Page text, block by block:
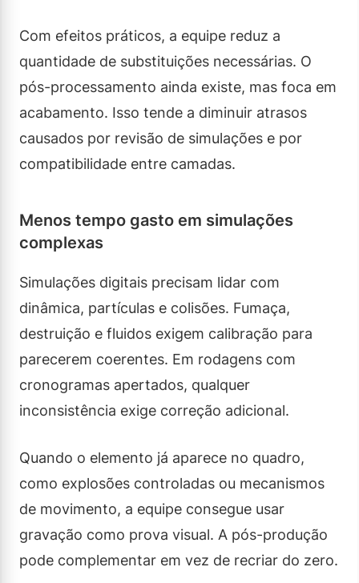
Com efeitos práticos, a equipe reduz a
quantidade de substituições necessárias. O
pós-processamento ainda existe, mas foca em
acabamento. Isso tende a diminuir atrasos
causados por revisão de simulações e por
compatibilidade entre camadas.
Menos tempo gasto em simulações
complexas
Simulações digitais precisam lidar com
dinâmica, partículas e colisões. Fumaça,
destruição e fluidos exigem calibração para
parecerem coerentes. Em rodagens com
cronogramas apertados, qualquer
inconsistência exige correção adicional.
Quando o elemento já aparece no quadro,
como explosões controladas ou mecanismos
de movimento, a equipe consegue usar
gravação como prova visual. A pós-produção
pode complementar em vez de recriar do zero.